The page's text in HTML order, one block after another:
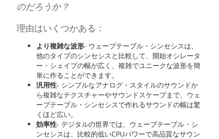
のだろうか？
理由はいくつかある：
より複雑な波形- ウェーブテーブル・シンセシスは、
他のタイプのシンセシスと比較して、開始オシレータ
ー・シェイプの幅が広く、複雑でユニークな波形を簡
単に作ることができます。
汎用性- シンプルなアナログ・スタイルのサウンドか
ら複雑なテクスチャーやサウンドスケープまで、ウェ
ーブテーブル・シンセシスで作れるサウンドの幅は驚
くほど広い。
効率性- デジタルの世界では、ウェーブテーブル・シ
ンセシスは、比較的低いCPUパワーで高品質なサウン